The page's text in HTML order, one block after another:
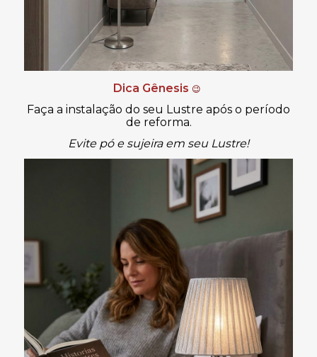
Dica Gênesis 😉
Faça a instalação do seu Lustre após o período
de reforma.
Evite pó e sujeira em seu Lustre!